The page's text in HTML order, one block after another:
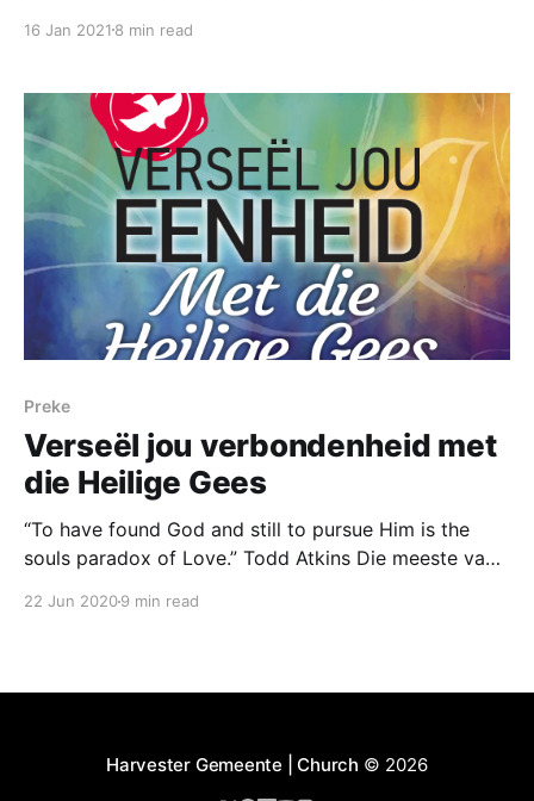
die mond van God uitgaan.” Die woord waarna hier
wat praat. Dit impliseer
16 Jan 2021 8 min read
Preke
Verseël jou verbondenheid met
die Heilige Gees
“To have found God and still to pursue Him is the
souls paradox of Love.” Todd Atkins Die meeste van
22 Jun 20209 min read
Harvester Gemeente | Church © 2026